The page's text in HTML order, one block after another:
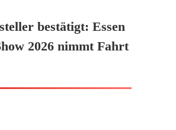
bestätigt: Essen
2026 nimmt Fahrt